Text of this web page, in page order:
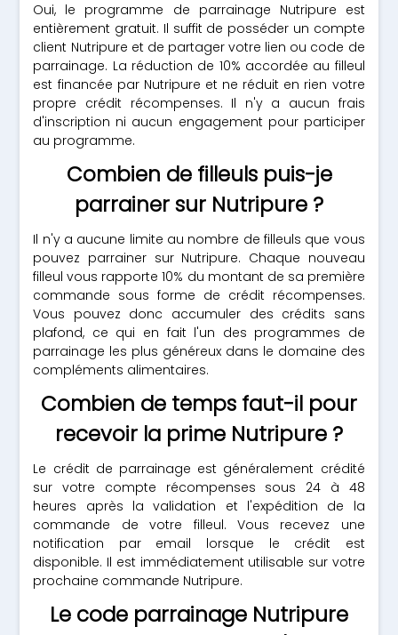
Oui, le programme de parrainage Nutripure est
entièrement gratuit. Il suffit de posséder un compte
client Nutripure et de partager votre lien ou code de
parrainage. La réduction de 10% accordée au filleul
est financée par Nutripure et ne réduit en rien votre
propre crédit récompenses. Il n'y a aucun frais
d'inscription ni aucun engagement pour participer
au programme.
Combien de filleuls puis-je
parrainer sur Nutripure ?
Il n'y a aucune limite au nombre de filleuls que vous
pouvez parrainer sur Nutripure. Chaque nouveau
filleul vous rapporte 10% du montant de sa première
commande sous forme de crédit récompenses.
Vous pouvez donc accumuler des crédits sans
plafond, ce qui en fait l'un des programmes de
parrainage les plus généreux dans le domaine des
compléments alimentaires.
Combien de temps faut-il pour
recevoir la prime Nutripure ?
Le crédit de parrainage est généralement crédité
sur votre compte récompenses sous 24 à 48
heures après la validation et l'expédition de la
commande de votre filleul. Vous recevez une
notification par email lorsque le crédit est
disponible. Il est immédiatement utilisable sur votre
prochaine commande Nutripure.
Le code parrainage Nutripure